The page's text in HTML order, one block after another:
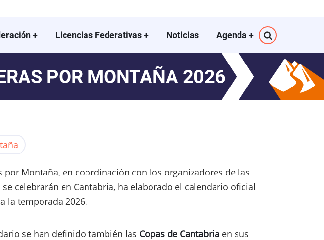
+ Licencias Federativas+ Noticias Agenda +
POR MONTAÑA 2026
por Montaña, en coordinación con los organizadores de las
celebrarán en Cantabria, ha elaborado el calendario oficial
la temporada 2026.
se han definido también las Copas de Cantabria en sus